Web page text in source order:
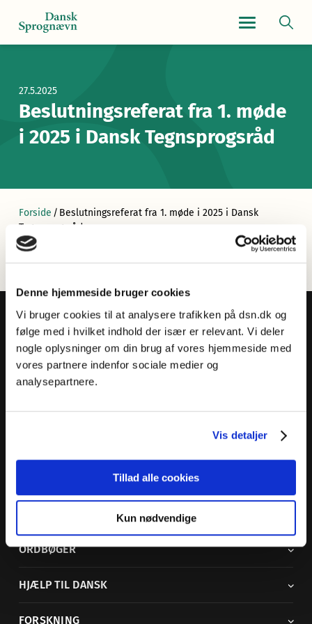
Denne hjemmeside bruger cookies
Vi bruger cookies til at analysere trafikken på dsn.dk og
følge med i hvilket indhold der især er relevant. Vi deler
nogle oplysninger om din brug af vores hjemmeside med
vores partnere indenfor sociale medier og
analysepartnere.
Vis detaljer
Tillad alle cookies
Kun nødvendige
27.5.2025
Beslutningsreferat fra 1. møde
i 2025 i Dansk Tegnsprogsråd
Forside / Beslutningsreferat fra 1. møde i 2025 i Dansk
Tegnsprogsråd
Dansk Sprognævn
5400 Bogense
Andre henvendelser:33 74 74 00·adm@dsn.dk
Afdeling for Dansk Tegnsprog
ORDBØGER
HJÆLP TIL DANSK
FORSKNING